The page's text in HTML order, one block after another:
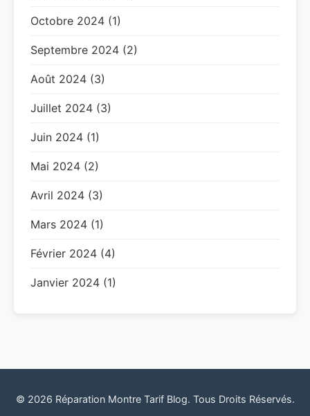
Octobre 2024 (1)
Septembre 2024 (2)
Août 2024 (3)
Juillet 2024 (3)
Juin 2024 (1)
Mai 2024 (2)
Avril 2024 (3)
Mars 2024 (1)
Février 2024 (4)
Janvier 2024 (1)
© 2026 Réparation Montre Tarif Blog. Tous Droits Réservés.